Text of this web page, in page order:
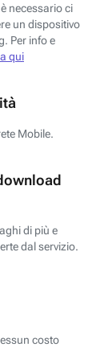
necessario ci
un dispositivo
Per info e
qui
Mobile.
di più e
dal servizio.
costo